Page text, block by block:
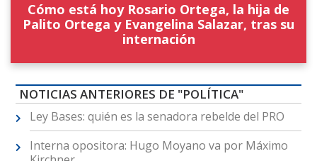
Cómo está hoy Rosario Ortega, la hija de
Palito Ortega y Evangelina Salazar, tras su
internación
NOTICIAS ANTERIORES DE "POLÍTICA"
Ley Bases: quién es la senadora rebelde del PRO
Interna opositora: Hugo Moyano va por Máximo